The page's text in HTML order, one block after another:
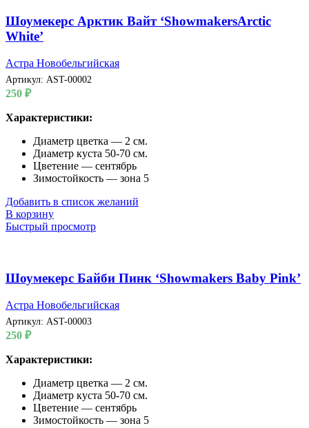
Шоумекерс Арктик Вайт ‘ShowmakersArctic
White’
Астра Новобельгийская
Артикул: AST-00002
250 ₽
Характеристики:
Диаметр цветка — 2 см.
Диаметр куста 50-70 см.
Цветение — сентябрь
Зимостойкость — зона 5
Добавить в список желаний
В корзину
Быстрый просмотр
Шоумекерс Байби Пинк ‘Showmakers Baby Pink’
Астра Новобельгийская
Артикул: AST-00003
250 ₽
Характеристики:
Диаметр цветка — 2 см.
Диаметр куста 50-70 см.
Цветение — сентябрь
Зимостойкость — зона 5